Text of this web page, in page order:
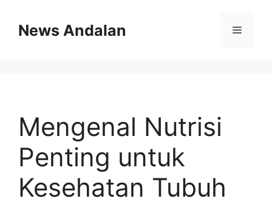
contentNews Andalan Menu
Mengenal Nutrisi
Penting untuk
Kesehatan Tubuh